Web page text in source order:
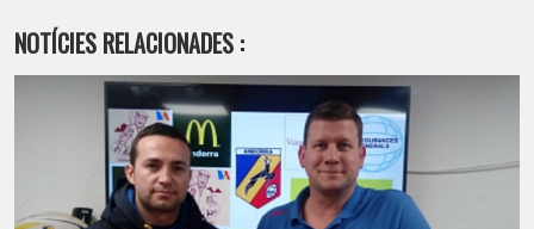
NOTÍCIES RELACIONADES :